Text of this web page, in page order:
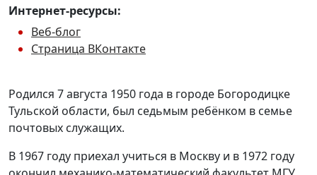
Интернет-ресурсы:
Веб-блог
Страница ВКонтакте
Родился 7 августа 1950 года в городе Богородицке
Тульской области, был седьмым ребёнком в семье
почтовых служащих.
В 1967 году приехал учиться в Москву и в 1972 году